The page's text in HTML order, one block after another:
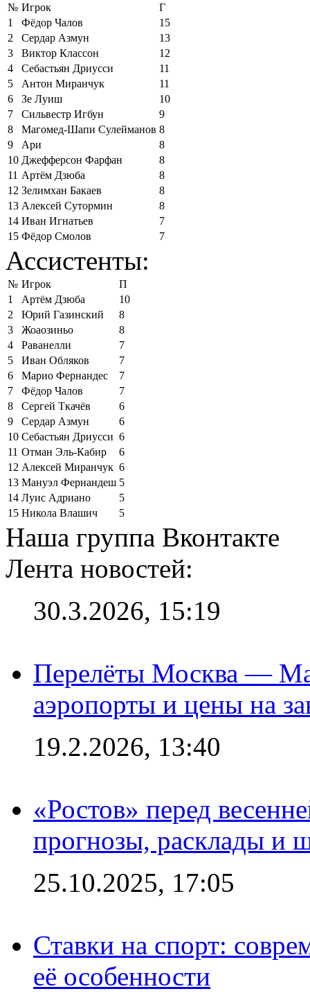
№ Игрок
Г
1
Фёдор Чалов
15
2
Сердар Азмун
13
3
Виктор Классон
12
4
Себастьян Дриусси
11
5
Антон Миранчук
11
6
Зе Луиш
10
7
Сильвестр Игбун
9
8
Магомед-Шапи Сулейманов 8
9
Ари
8
10 Джефферсон Фарфан
8
11 Артём Дзюба
8
12 Зелимхан Бакаев
8
13 Алексей Сутормин
8
14 Иван Игнатьев
7
15 Фёдор Смолов 7
Ассистенты:
№ Игрок
П
1
Артём Дзюба
10
2
Юрий Газинский
8
3
Жоаозиньо
8
4
Раванелли
7
5
Иван Обляков
7
6
Марио Фернандес
7
7
Фёдор Чалов
7
8
Сергей Ткачёв
6
9
Сердар Азмун
6
10 Себастьян Дриусси 6
11 Отман Эль-Кабир
6
12 Алексей Миранчук 6
13 Мануэл Фернандеш 5
14 Луис Адриано
5
15 Никола Влашич 5
Наша группа Вконтакте
Лента новостей:
30.3.2026, 15:19
Перелёты Москва —
аэропорты и цены на
19.2.2026, 13:40
«Ростов» перед
прогнозы, расклады и
25.10.2025, 17:05
Ставки на спорт:
её особенности